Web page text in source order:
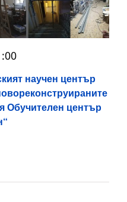
научен център
Обучителен център